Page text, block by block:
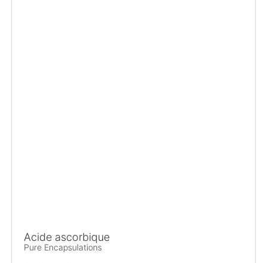
Acide ascorbique
Pure Encapsulations